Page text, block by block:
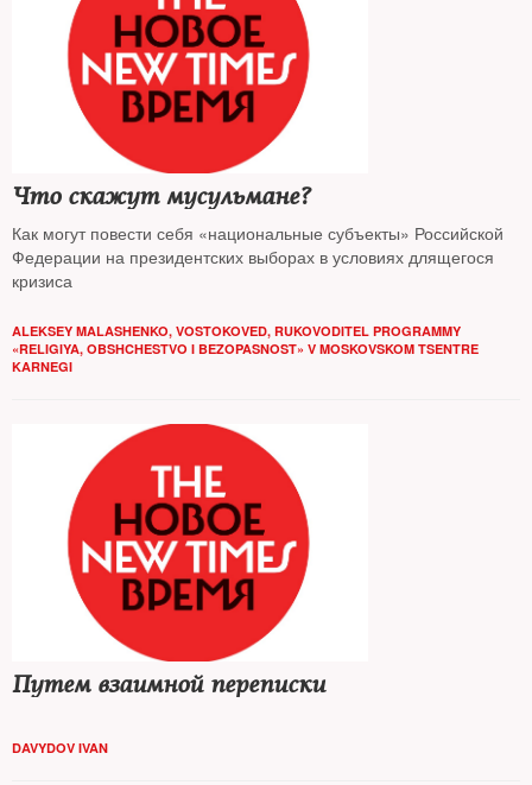
Что скажут мусульмане?
Как могут повести себя «национальные субъекты» Российской
Федерации на президентских выборах в условиях длящегося
кризиса
ALEKSEY MALASHENKO, VOSTOKOVED, RUKOVODITEL PROGRAMMY
«RELIGIYA, OBSHCHESTVO I BEZOPASNOST» V MOSKOVSKOM TSENTRE
KARNEGI
Путем взаимной переписки
DAVYDOV IVAN